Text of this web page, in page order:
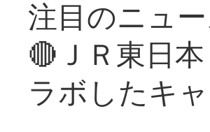
注目のニュー
🔴ＪＲ東日
ラボしたキ